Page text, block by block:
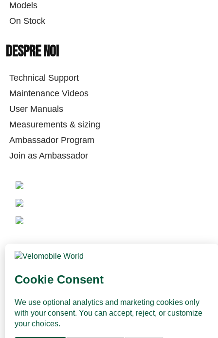
Models
On Stock
Despre noi
Technical Support
Maintenance Videos
User Manuals
Measurements & sizing
Ambassador Program
Join as Ambassador
Toate drepturile rezervate.
Web development by Convident